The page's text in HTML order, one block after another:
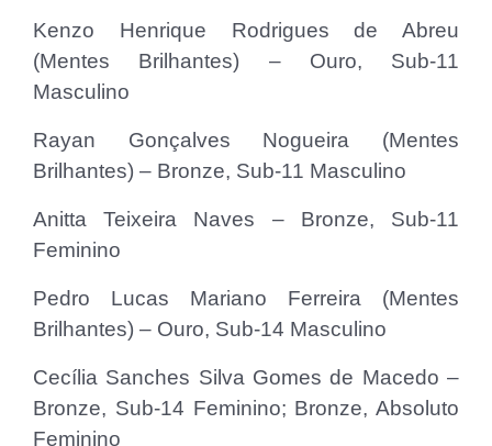
Kenzo Henrique Rodrigues de Abreu
(Mentes Brilhantes) – Ouro, Sub-11
Masculino
Rayan Gonçalves Nogueira (Mentes
Brilhantes) – Bronze, Sub-11 Masculino
Anitta Teixeira Naves – Bronze, Sub-11
Feminino
Pedro Lucas Mariano Ferreira (Mentes
Brilhantes) – Ouro, Sub-14 Masculino
Cecília Sanches Silva Gomes de Macedo –
Bronze, Sub-14 Feminino; Bronze, Absoluto
Feminino